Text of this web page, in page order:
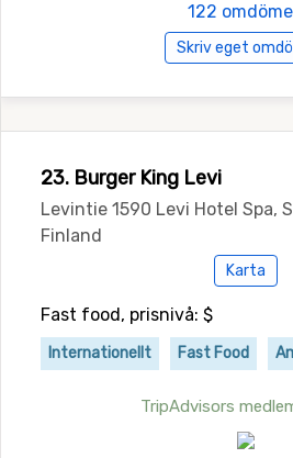
122
Skriv eget
23. Burger King Levi
Levintie 1590 Levi Hotel Spa,
Finland
Karta
Fast food, prisnivå: $
Internationellt Fast Food
TripAdvisors